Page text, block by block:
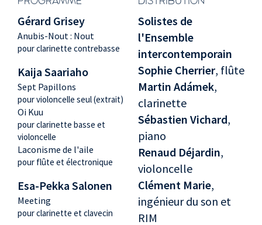
Gérard Grisey
Anubis-Nout : Nout
pour clarinette contrebasse
Kaija Saariaho
Sept Papillons
pour violoncelle seul (extrait)
Oi Kuu
pour clarinette basse et
violoncelle
Laconisme de l'aile
pour flûte et électronique
Esa-Pekka Salonen
Meeting
pour clarinette et clavecin
Solistes de
l'Ensemble
intercontemporain
Sophie Cherrier, flûte
Martin Adámek,
clarinette
Sébastien Vichard,
piano
Renaud Déjardin,
violoncelle
Clément Marie,
ingénieur du son et
RIM